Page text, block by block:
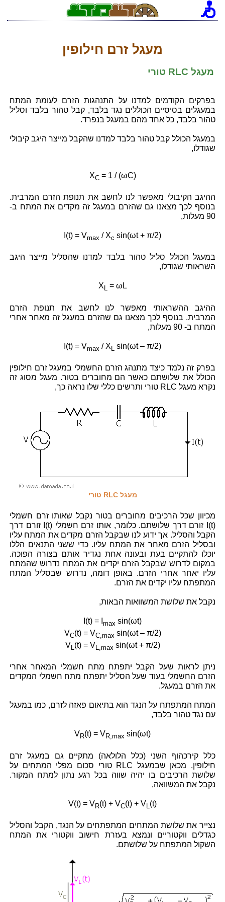
מעגל זרם חילופין
מעגל RLC טורי
בפרקים הקודמים למדנו על התנהגות הזרם לעומת המתח
במעגלים בסיסיים הכוללים נגד בלבד, קבל טהור בלבד וסליל
טהור בלבד, כל אחד מהם במעגל בנפרד.
במעגל הכולל קבל טהור בלבד למדנו שהקבל מייצר היגב קיבולי
שגודלו,
XC= 1 / (ωC)
ההיגב הקיבולי מאפשר לנו לחשב את תנופת הזרם המרבית.
בנוסף לכך מצאנו גם שהזרם במעגל זה מקדים את המתח ב-
90 מעלות,
I(t) = Vmax / Xc sin(ωt + π/2)
במעגל הכולל סליל טהור בלבד למדנו שהסליל מייצר היגב
השראותי שגודלו,
X L = ωL
ההיגב ההשראותי מאפשר לנו לחשב את תנופת הזרם
המרבית. בנוסף לכך מצאנו גם שהזרם במעגל זה מאחר אחרי
המתח ב- 90 מעלות,
I(t) = Vmax / X sin(ωt – π/2)
בפרק זה נלמד כיצד מתנהג הזרם החשמלי במעגל זרם חילופין
הכולל את שלושתם כאשר הם מחוברים בטור. מעגל מסוג זה
נקרא מעגל RLC טורי ותרשים כללי שלו נראה כך,
מעגל RLC טורי
מכיוון שכל הרכיבים מחוברים בטור נקבל שאותו זרם חשמלי
I(t) זורם דרך שלושתם. כלומר, אותו זרם חשמלי I(t) זורם דרך
הקבל והסליל. אך ידוע לנו שבקבל הזרם מקדים את המתח עליו
ובסליל הזרם מאחר את המתח עליו. כדי ששני התנאים הללו
יוכלו להתקיים בעת ובעונה אחת נגדיר אותם בצורה הפוכה.
במקום לדרוש שבקבל הזרם יקדים את המתח נדרוש שהמתח
עליו יאחר אחרי הזרם. באופן דומה, נדרוש שבסליל המתח
המתפתח עליו יקדים את הזרם.
נקבל את שלושת המשוואות הבאות,
I(t) = I max sin(ωt)
VC(t) = VC,max sin(ωt – π/2)
VL(t) = VL,max sin(ωt + π/2)
ניתן לראות שעל הקבל יתפתח מתח חשמלי המאחר אחרי
הזרם החשמלי בעוד שעל הסליל יתפתח מתח חשמלי המקדים
את הזרם במעגל.
המתח המתפתח על הנגד הוא בתיאום פאזה לזרם, כמו במעגל
עם נגד טהור בלבד,
VR(t) = VR,max sin(ωt)
כלל קירכהוף השני (כלל הלולאה) מתקיים גם במעגל זרם
חילופין. מכאן שבמעגל RLC טורי סכום מפלי המתחים על
שלושת הרכיבים בו יהיה שווה בכל רגע נתון למתח המקור.
נקבל את המשוואה,
V(t) = VR(t) + VC(t) + VL (t)
נצייר את שלושת המתחים המתפתחים על הנגד, הקבל והסליל
כגדלים ווקטוריים ונמצא בעזרת חישוב ווקטורי את המתח
השקול המתפתח על שלושתם.